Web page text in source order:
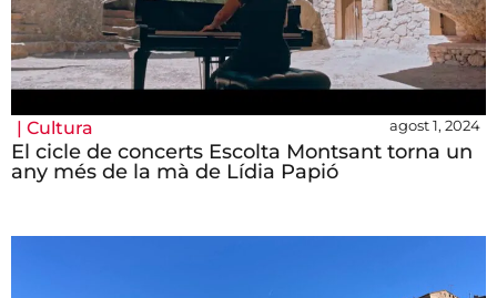
| Cultura agost 1, 2024
El cicle de concerts Escolta Montsant torna un
any més de la mà de Lídia Papió